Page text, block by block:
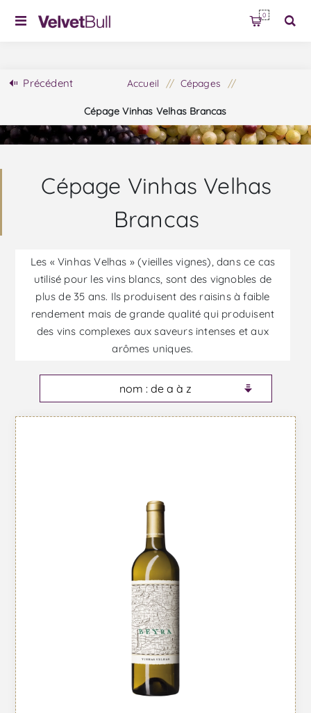
0
Précédent Accueil / Cépages /
Cépage Vinhas Velhas Brancas
Cépage Vinhas Velhas
Brancas
Les « Vinhas Velhas » (vieilles vignes), dans ce cas
utilisé pour les vins blancs, sont des vignobles de
plus de 35 ans. Ils produisent des raisins à faible
rendement mais de grande qualité qui produisent
des vins complexes aux saveurs intenses et aux
arômes uniques.